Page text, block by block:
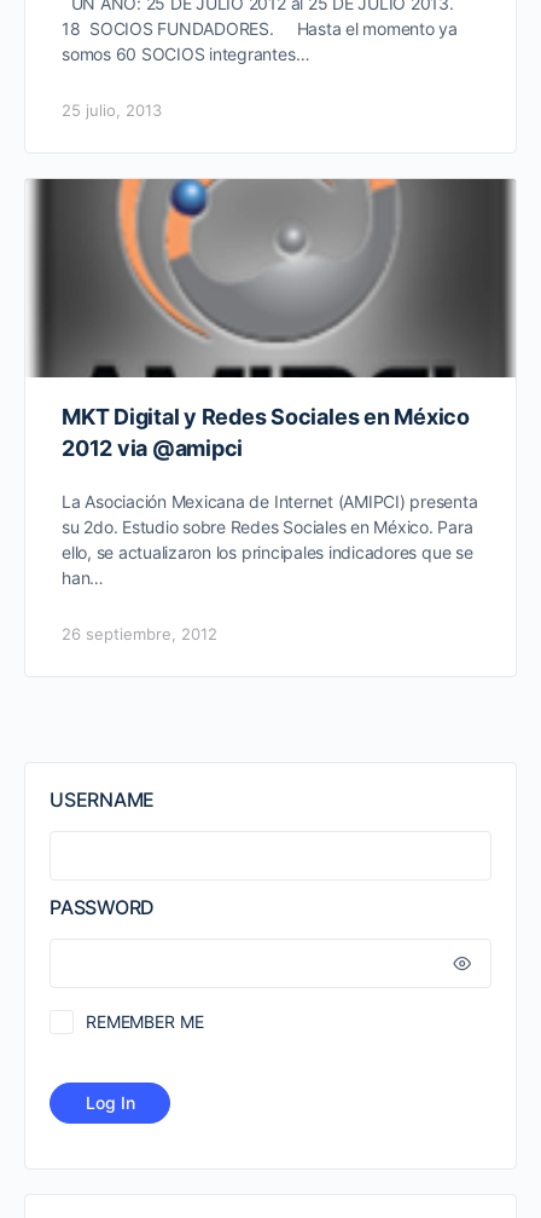
18 SOCIOS FUNDADORES. Hasta el momento ya
somos 60 SOCIOS integrantes…
25 julio, 2013
MKT Digital y Redes Sociales en México
2012 via @amipci
La Asociación Mexicana de Internet (AMIPCI) presenta
su 2do. Estudio sobre Redes Sociales en México. Para
ello, se actualizaron los principales indicadores que se
han…
26 septiembre, 2012
USERNAME
PASSWORD
REMEMBER ME